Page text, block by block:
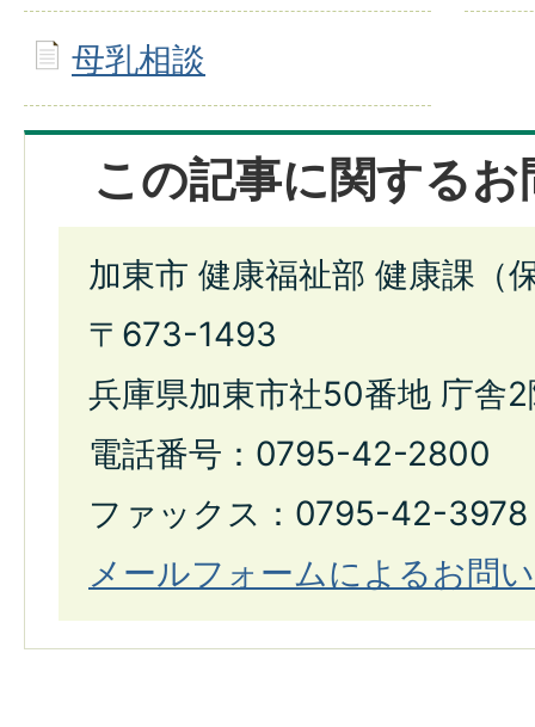
母乳相談
この記事に関する
加東市 健康福祉部 健康課（
〒673-1493
兵庫県加東市社50番地 庁舎
電話番号：0795-42-2800
ファックス：0795-42-3978
メールフォームによるお問